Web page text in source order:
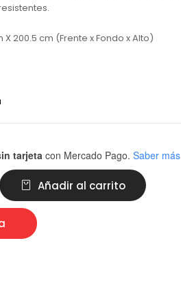
X 200.5 cm (Frente x Fondo x Alto)
tarjeta con Mercado Pago. Saber más
Añadir al carrito